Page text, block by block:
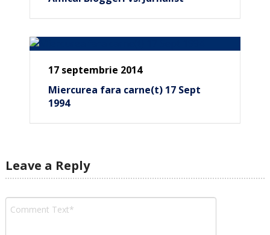
17 septembrie 2014
Miercurea fara carne(t) 17 Sept
1994
Leave a Reply